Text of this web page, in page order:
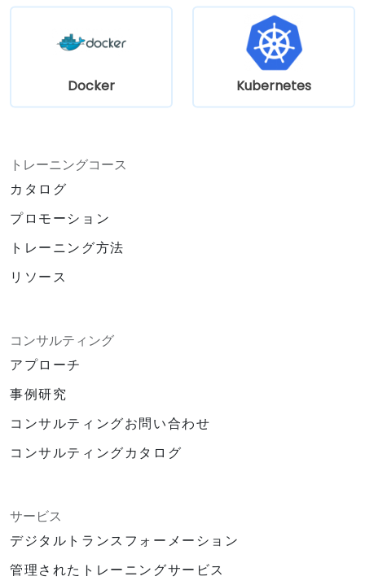
Docker Kubernetes
トレーニングコース
カタログ
プロモーション
トレーニング方法
リソース
コンサルティング
アプローチ
事例研究
コンサルティングお問い合わせ
コンサルティングカタログ
サービス
デジタルトランスフォーメーション
管理されたトレーニングサービス